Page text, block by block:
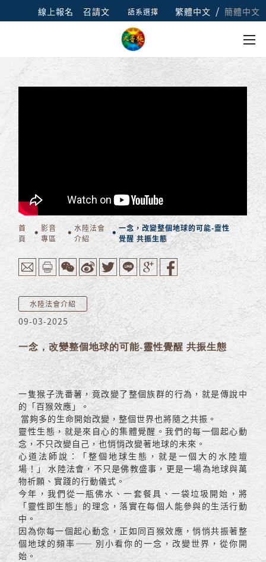
線上報名 召請文 語系選擇 繁體中文 / 簡體中文
首
頁
影音
專區
水陸法會
介紹
一念，改變整個地球的可能-靈性
覺醒 共振生態
水陸法會介紹
09-03-2025
一念，改變整個地球的可能-靈性覺醒 共振生態
一隻猴子洗番薯，竟改變了整個族群的行為，就是傳說中
的「百猴效應」。
當夠多的生命開始改變，整個世界也將隨之共振。
靈性生態，就是來自心的集體覺醒。我們的每一個起心動
念，不只改變自己，也悄悄改變著地球的未來。
心道法師說：「整個地球生態，就是一個大的水陸壇
場！」 水陸法會，不只是佛教盛事，更是一場為地球與萬
物祈願、實踐的行動儀式。
今年，我們從一瓶佛水、一套餐具、一袋垃圾開始，將
「靈性即生態」的理念，落實在每個人能參與的生活行動
中。
因為你每一個起心動念，正如同百猴效應，悄悄共振著整
個地球的頻率—— 別小看你的一念，改變世界，從你開
始。